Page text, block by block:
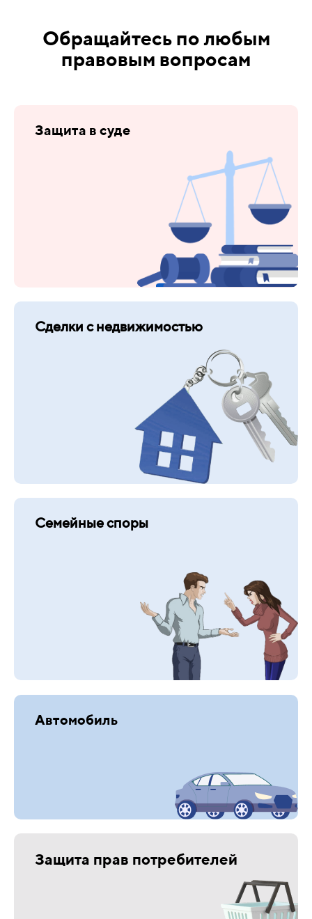
Обращайтесь по любым
правовым вопросам
Защита в суде
Сделки с недвижимостью
Семейные споры
Автомобиль
Защита прав потребителей